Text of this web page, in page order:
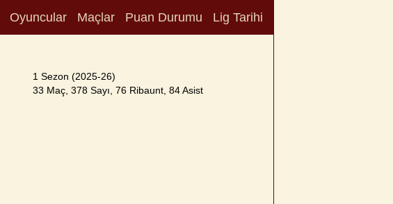
Oyuncular Maçlar Puan Durumu Lig Tarihi
1 Sezon (2025-26)
33 Maç, 378 Sayı, 76 Ribaunt, 84 Asist